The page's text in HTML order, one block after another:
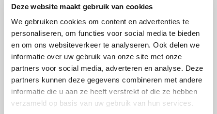
Deze website maakt gebruik van cookies
We gebruiken cookies om content en advertenties te
personaliseren, om functies voor social media te bieden
en om ons websiteverkeer te analyseren. Ook delen we
informatie over uw gebruik van onze site met onze
partners voor social media, adverteren en analyse. Deze
partners kunnen deze gegevens combineren met andere
informatie die u aan ze heeft verstrekt of die ze hebben
verzameld op basis van uw gebruik van hun services.
Weekendesk Sarenza Schiesser Interhome